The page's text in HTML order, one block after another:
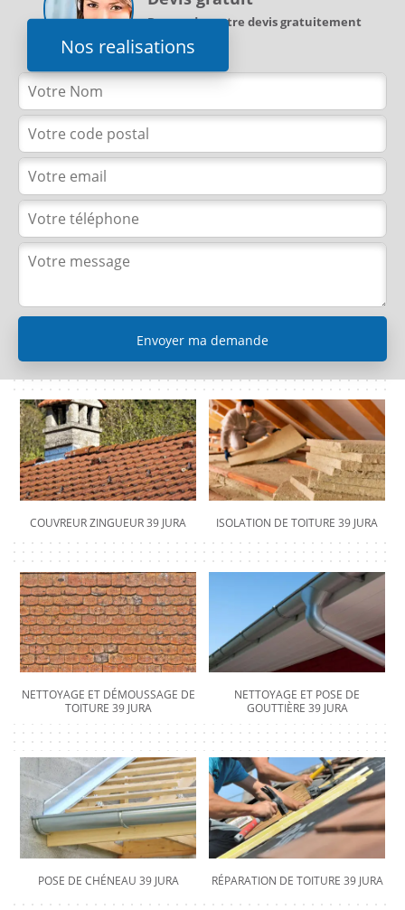
Nos realisations
Demandez votre devis gratuitement
COUVREUR ZINGUEUR 39 JURA ISOLATION DE TOITURE 39 JURA
NETTOYAGE ET DÉMOUSSAGE DE
TOITURE 39 JURA
NETTOYAGE ET POSE DE
GOUTTIÈRE 39 JURA
POSE DE CHÉNEAU 39 JURA RÉPARATION DE TOITURE 39 JURA